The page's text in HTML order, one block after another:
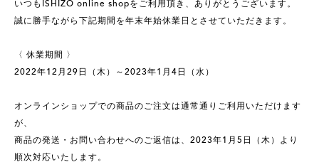
いつもISHIZO online shopをご利用頂き、ありがとうございます。
誠に勝手ながら下記期間を年末年始休業日とさせていただきます。
〈 休業期間 〉
2022年12月29日（木）～2023年1月4日（水）
オンラインショップでの商品のご注文は通常通りご利用いただけます
が、
商品の発送・お問い合わせへのご返信は、2023年1月5日（木）より
順次対応いたします。